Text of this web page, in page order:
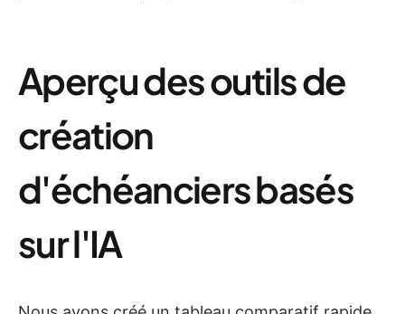
Aperçu des outils de
création
d'échéanciers basés
sur l'IA